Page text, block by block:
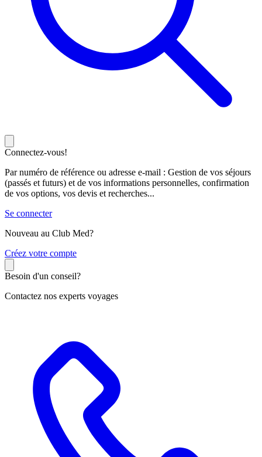
Connectez-vous!
Par numéro de référence ou adresse e-mail : Gestion de vos séjours
(passés et futurs) et de vos informations personnelles, confirmation
de vos options, vos devis et recherches...
Se connecter
Nouveau au Club Med?
Créez votre compte
Besoin d'un conseil?
Contactez nos experts voyages